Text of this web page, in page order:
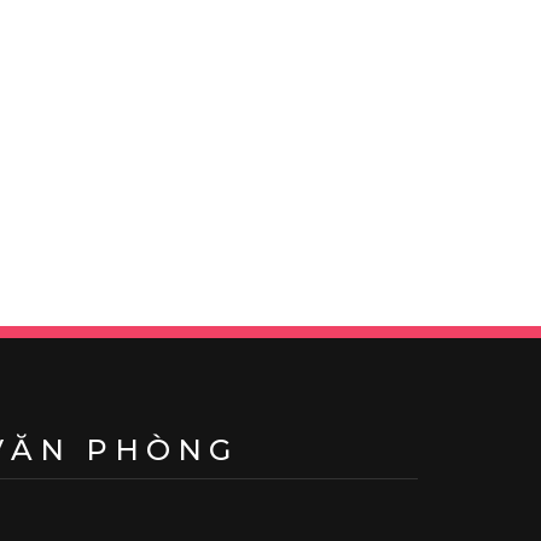
PHÒNG